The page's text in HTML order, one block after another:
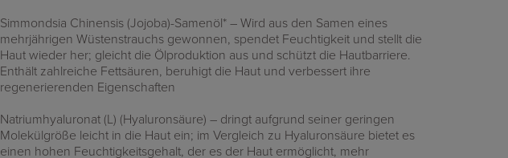
Simmondsia Chinensis (Jojoba)-Samenöl* – Wird aus den Samen eines
mehrjährigen Wüstenstrauchs gewonnen, spendet Feuchtigkeit und stellt die
Haut wieder her; gleicht die Ölproduktion aus und schützt die Hautbarriere.
Enthält zahlreiche Fettsäuren, beruhigt die Haut und verbessert ihre
regenerierenden Eigenschaften
Natriumhyaluronat (L) (Hyaluronsäure) – dringt aufgrund seiner geringen
Molekülgröße leicht in die Haut ein; im Vergleich zu Hyaluronsäure bietet es
einen hohen Feuchtigkeitsgehalt, der es der Haut ermöglicht, mehr